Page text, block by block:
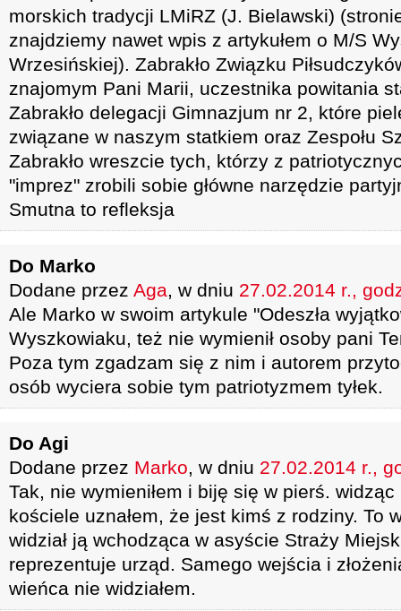
morskich tradycji LMiRZ (J. Bielawski)
znajdziemy nawet wpis z artykułem o M/S
Wrzesińskiej). Zabrakło Związku
znajomym Pani Marii, uczestnika powitania
Zabrakło delegacji Gimnazjum nr 2, które
związane w naszym statkiem oraz Zespołu
Zabrakło wreszcie tych, którzy z
"imprez" zrobili sobie główne narzędzie
Smutna to refleksja
Do Marko
Dodane przez Aga, w dniu 27.02.2014 r.,
Ale Marko w swoim artykule "Odeszła
Wyszkowiaku, też nie wymienił osoby pani
Poza tym zgadzam się z nim i autorem
osób wyciera sobie tym patriotyzmem tyłek.
Do Agi
Dodane przez Marko, w dniu 27.02.2014 r.,
Tak, nie wymieniłem i biję się w pierś.
kościele uznałem, że jest kimś z rodziny. To
widział ją wchodząca w asyście Straży
reprezentuje urząd. Samego wejścia i
wieńca nie widziałem.